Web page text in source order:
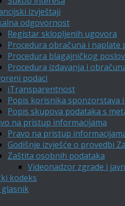
izvještaji
odgovornost
Registar sklopljenih ugovora
Procedura obračuna i naplate
Procedura blagajničkog
Procedura izdavanja i
podaci
iTransparentnost
Popis korisnika sponzorstava
Popis skupova podataka s
na pristup informacijama
Pravo na pristup
Godišnje izvješće o provedbi
Zaštita osobnih podataka
Videonadzor zgrade i
kodeks